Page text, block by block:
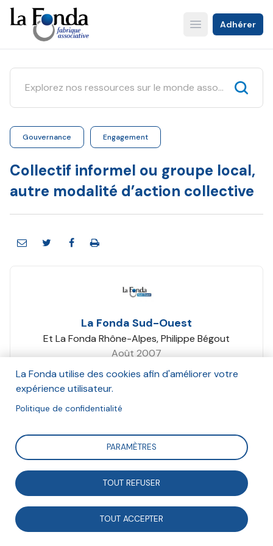
Aller
au
contenu
principal
Open main menu
Adhérer
Gouvernance Engagement
Collectif informel ou groupe local,
autre modalité d’action collective
La Fonda Sud-Ouest
Et La Fonda Rhône-Alpes, Philippe Bégout
Août 2007
Action expérimentale réalisée par la Fonda Rhône-
Alpes et la Fonda Sud-Ouest en 2007.
Contexte et enjeux de l’expérimentation
L’émergence de groupes d’habitants et de collectifs
La Fonda utilise des cookies afin d'améliorer votre
expérience utilisateur.
Politique de confidentialité
PARAMÈTRES
TOUT REFUSER
TOUT ACCEPTER